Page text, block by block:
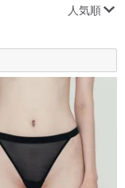
人気順